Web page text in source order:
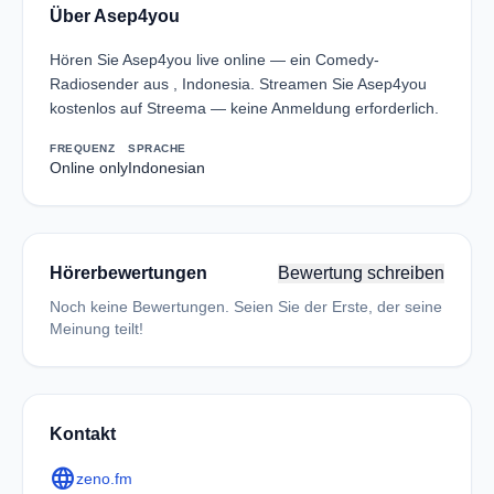
Über Asep4you
Hören Sie Asep4you live online — ein Comedy-
Radiosender aus , Indonesia. Streamen Sie Asep4you
kostenlos auf Streema — keine Anmeldung erforderlich.
FREQUENZ
Online only
SPRACHE
Indonesian
Hörerbewertungen Bewertung schreiben
Noch keine Bewertungen. Seien Sie der Erste, der seine
Meinung teilt!
Kontakt
languagezeno.fm